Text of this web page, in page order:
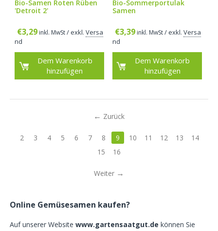
Bio-Samen Roten Rüben
'Detroit 2'
€3,29 inkl. MwSt/ exkl. Versa
nd
Dem Warenkorb
hinzufügen
Bio-Sommerportulak
Samen
€3,39 inkl. MwSt / exkl. Versa
nd
Dem Warenkorb
hinzufügen
Zurück
2 3 4 5 6 7 8 9 10 11 12 13
14
15
16
Weiter
Online Gemüsesamen kaufen?
Auf unserer Website www.gartensaatgut.de können Sie